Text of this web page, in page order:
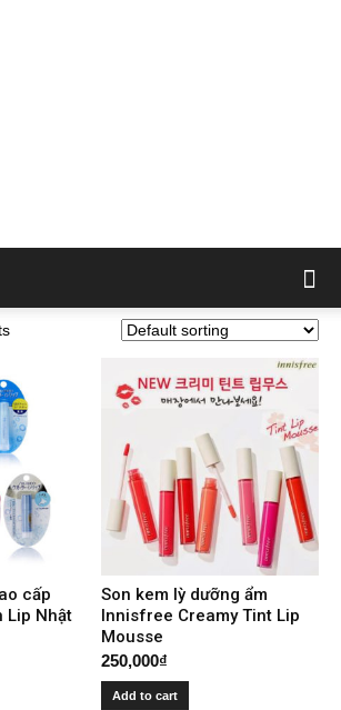
cấp
Lip Nhật
Son kem lỳ dưỡng ẩm
Innisfree Creamy Tint Lip
Mousse
250,000₫
Add to cart